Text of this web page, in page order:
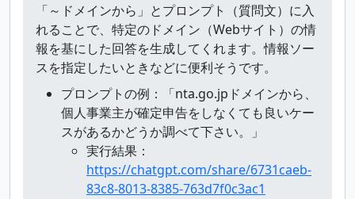
「～ドメインから」とプロンプト（質問文）に入
れることで、特定のドメイン（Webサイト）の情
報を基にした回答を生成してくれます。情報ソー
スを指定したいときなどに便利そうです。
プロンプトの例：「nta.go.jpドメインから、
個人事業主が確定申告をしなくても良いケー
スがあるかどうか調べて下さい。」
実行結果：
https://chatgpt.com/share/6731caeb-
83c8-8013-8385-763d7f0c3ac1